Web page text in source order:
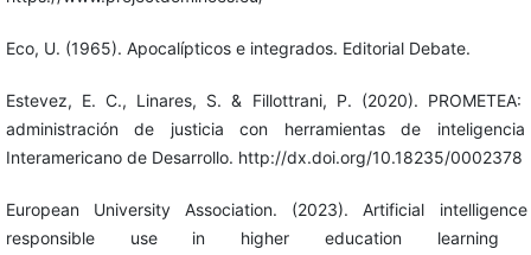
Eco, U. (1965). Apocalípticos e integrados. Editorial Debate.
Estevez, E. C., Linares, S. & Fillottrani, P. (2020). PROMETEA:
administración de justicia con herramientas de
Interamericano de Desarrollo. http://dx.doi.org/10.18235/0002378
European University Association. (2023). Artificial
responsible use in higher education learning